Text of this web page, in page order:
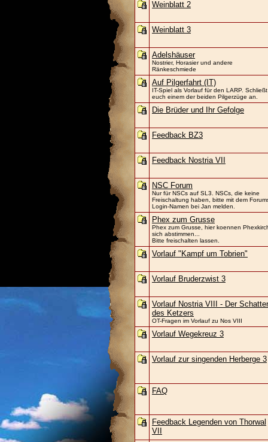
Weinblatt 2
Weinblatt 3
Adelshäuser
Nostrier, Horasier und andere
Ränkeschmiede
Auf Pilgerfahrt (IT)
IT-Spiel als Vorlauf für den LARP. Schließt
euch einem der beiden Pilgerzüge an.
Die Brüder und Ihr Gefolge
Feedback BZ3
Feedback Nostria VII
NSC Forum
Nur für NSCs auf SL3. NSCs, die keine
Freischaltung haben, bitte mit dem
Login-Namen bei Jan melden.
Phex zum Grusse
Phex zum Grusse, hier koennen
sich abstimmen...
Bitte freischalten lassen.
Vorlauf "Kampf um Tobrien"
Vorlauf Bruderzwist 3
Vorlauf Nostria VIII - Der
des Ketzers
OT-Fragen im Vorlauf zu Nos VIII
Vorlauf Wegekreuz 3
Vorlauf zur singenden Herberge 3
FAQ
Feedback Legenden von Thorwal
VII